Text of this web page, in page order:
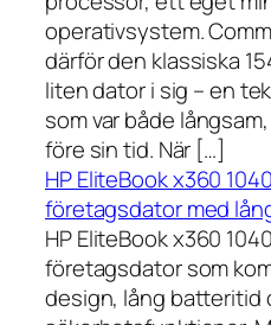
operativsystem.
därför den klassiska
liten dator i sig – en
som var både
före sin tid. När […]
HP EliteBook x360
företagsdator med
HP EliteBook x360
företagsdator som
design, lång batteritid